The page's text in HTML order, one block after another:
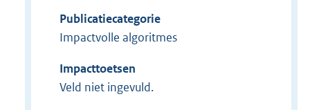
Publicatiecategorie
Impactvolle algoritmes
Impacttoetsen
Veld niet ingevuld.